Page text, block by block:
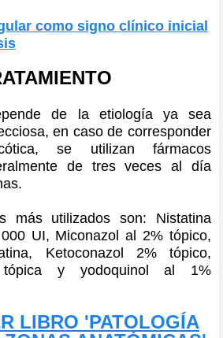
como signo clínico inicial
de la etiología ya sea
en caso de corresponder
se utilizan fármacos
de tres veces al día
más utilizados son: Nistatina
UI, Miconazol al 2% tópico,
Ketoconazol 2% tópico,
tópica y yodoquinol al 1%
LIBRO 'PATOLOGÍA